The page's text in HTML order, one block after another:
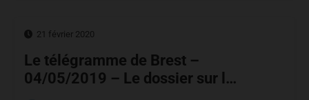
21 février 2020
Le télégramme de Brest –
04/05/2019 – Le dossier sur l…